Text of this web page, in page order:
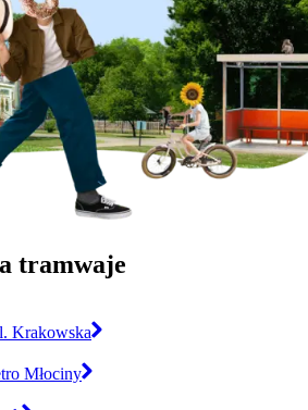
tramwaje
Krakowska
Młociny